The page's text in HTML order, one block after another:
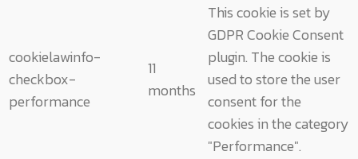
cookielawinfo-
checkbox-
performance
11
months
This cookie is set by
GDPR Cookie Consent
plugin. The cookie is
used to store the user
consent for the
cookies in the category
"Performance".